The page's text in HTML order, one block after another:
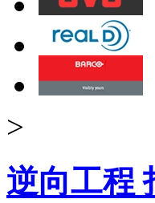
>
逆向工程